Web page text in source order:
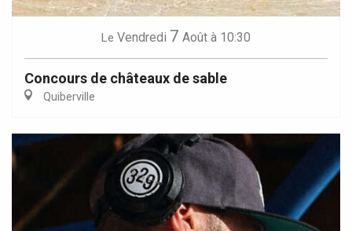
Le Vendredi 7 Août à 10:30
Concours de châteaux de sable
Quiberville